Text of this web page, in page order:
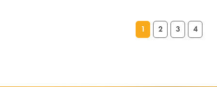
1 2 3 4